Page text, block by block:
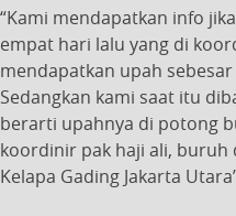
“Kami mendapatkan info
empat hari lalu yang di
mendapatkan upah
Sedangkan kami saat itu
berarti upahnya di potong
koordinir pak haji ali, buruh
Kelapa Gading Jakarta